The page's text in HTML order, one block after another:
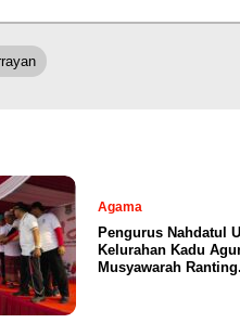
Agama
Pengurus Nahdatul
Kelurahan Kadu
Musyawarah Ranting.